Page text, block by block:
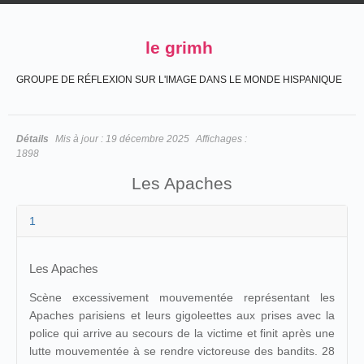
le grimh
GROUPE DE RÉFLEXION SUR L'IMAGE DANS LE MONDE HISPANIQUE
Détails Mis à jour : 19 décembre 2025 Affichages :
1898
Les Apaches
1
Les Apaches
Scène excessivement mouvementée représentant les
Apaches parisiens et leurs gigoleettes aux prises avec la
police qui arrive au secours de la victime et finit après une
lutte mouvementée à se rendre victoreuse des bandits. 28